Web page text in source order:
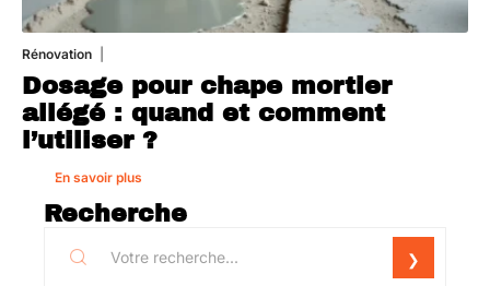
Rénovation
Dosage pour chape mortier
allégé : quand et comment
l’utiliser ?
En savoir plus
Recherche